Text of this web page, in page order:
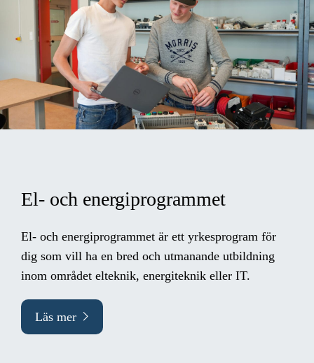
El- och energiprogrammet
El- och energiprogrammet är ett yrkesprogram för
dig som vill ha en bred och utmanande utbildning
inom området elteknik, energiteknik eller IT.
Läs mer